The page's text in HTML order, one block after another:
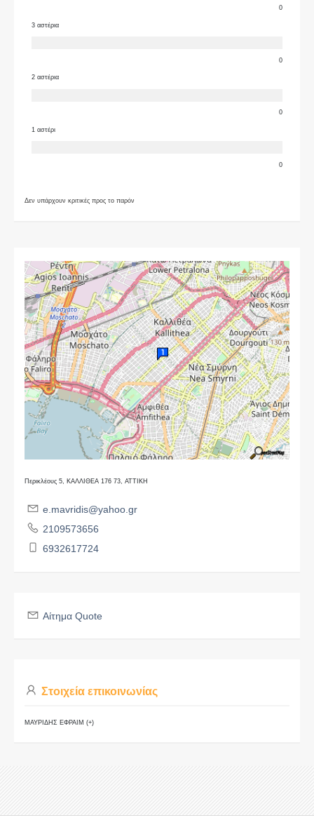
0
3 αστέρια
0
2 αστέρια
0
1 αστέρι
0
Δεν υπάρχουν κριτικές προς το παρόν
Περικλέους 5, ΚΑΛΛΙΘΕΑ 176 73, ΑΤΤΙΚΗ
e.mavridis@yahoo.gr
2109573656
6932617724
Αίτημα Quote
Στοιχεία επικοινωνίας
ΜΑΥΡΙΔΗΣ ΕΦΡΑΙΜ (+)